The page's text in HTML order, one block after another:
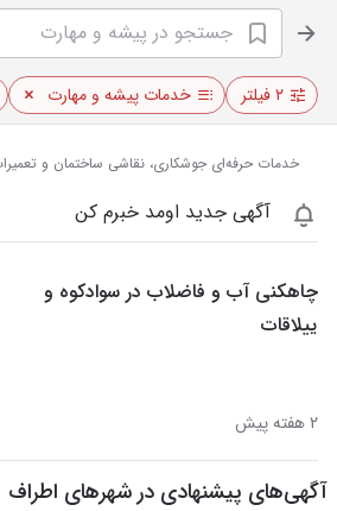
۲ فیلتر خدمات پیشه و مهارت
خدمات حرفه‌ای جوشکاری، نقاشی ساختمان و
آگهی جدید اومد خبرم کن
چاهکنی آب و فاضلاب در سوادکوه و
ییلاقات
۲ هفته پیش
آگهی‌های پیشنهادی در شهرهای اطراف